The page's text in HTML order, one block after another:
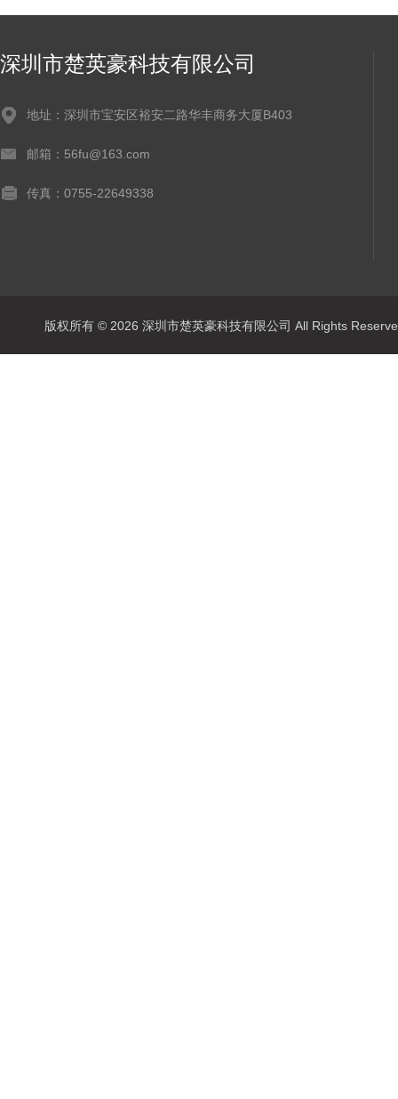
深圳市楚英豪科技有限公司
地址：深圳市宝安区裕安二路华丰商务大厦B403
邮箱：56fu@163.com
传真：0755-22649338
版权所有 © 2026 深圳市楚英豪科技有限公司 All Rights